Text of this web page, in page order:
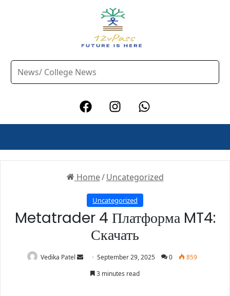
Home/ Uncategorized
Uncategorized
Metatrader 4 Платформа MT4:
Скачать
Vedika Patel September 29, 2025 0
859
3 minutes read